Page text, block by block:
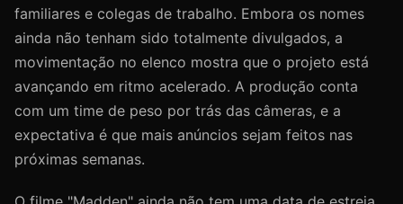
familiares e colegas de trabalho. Embora os nomes
ainda não tenham sido totalmente divulgados, a
movimentação no elenco mostra que o projeto está
avançando em ritmo acelerado. A produção conta
com um time de peso por trás das câmeras, e a
expectativa é que mais anúncios sejam feitos nas
próximas semanas.